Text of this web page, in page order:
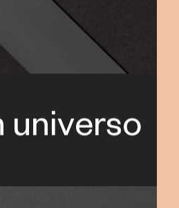
universo